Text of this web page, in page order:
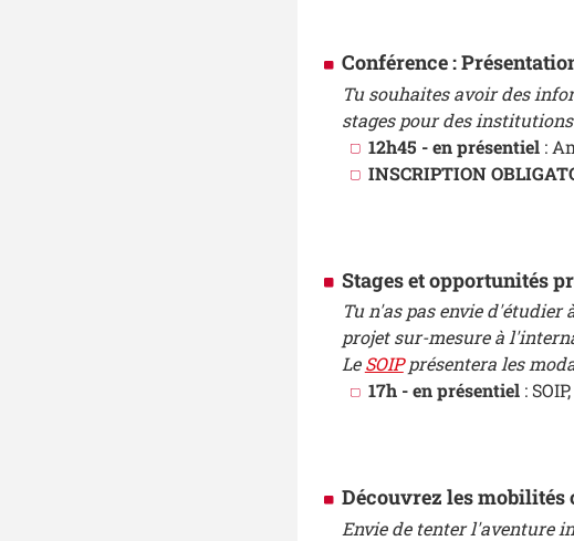
Conférence :
Tu souhaites avoir des
stages pour des
12h45 - en présentiel :
INSCRIPTION
Stages et opportunités
Tu n'as pas envie d'étudier
projet sur-mesure à
LeSOIPprésentera les
17h - en présentiel:
Découvrez les mobilités
Envie de tenter l'aventure